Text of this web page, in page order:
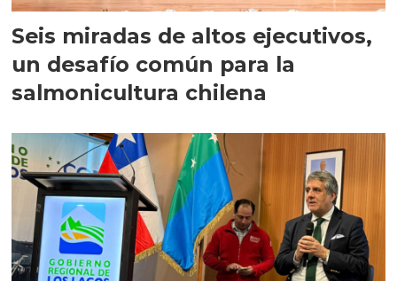
Seis miradas de altos ejecutivos,
un desafío común para la
salmonicultura chilena